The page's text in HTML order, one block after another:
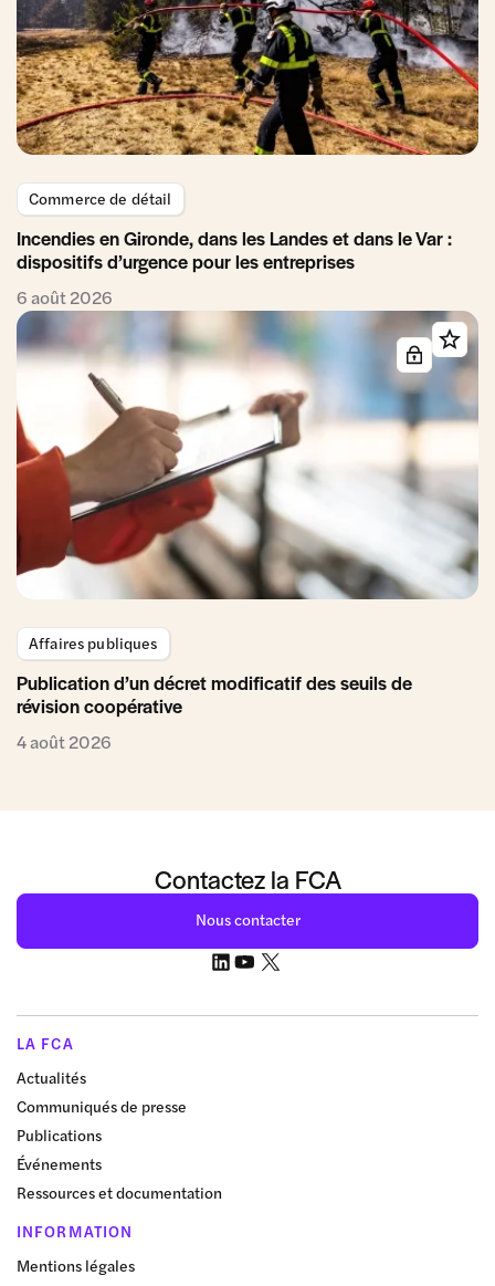
Commerce de détail
Incendies en Gironde, dans les Landes et dans le Var :
dispositifs d’urgence pour les entreprises
6 août 2026
Affaires publiques
Publication d’un décret modificatif des seuils de
révision coopérative
4 août 2026
Contactez la FCA
Nous contacter
LA FCA
Actualités
Communiqués de presse
Publications
Événements
Ressources et documentation
INFORMATION
Mentions légales